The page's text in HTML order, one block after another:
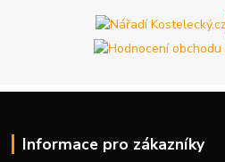
Informace pro zákazníky